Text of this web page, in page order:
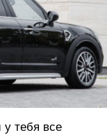
тебя все